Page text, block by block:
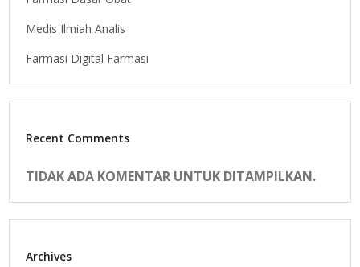
Medis Ilmiah Analis
Farmasi Digital Farmasi
Recent Comments
TIDAK ADA KOMENTAR UNTUK DITAMPILKAN.
Archives